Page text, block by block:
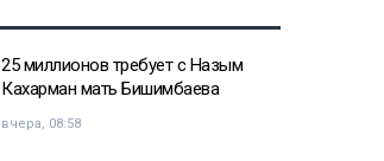
25 миллионов требует с Назым
Кахарман мать Бишимбаева
вчера, 08:58